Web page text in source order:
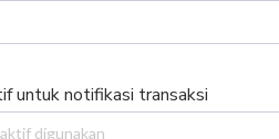
untuk notifikasi transaksi